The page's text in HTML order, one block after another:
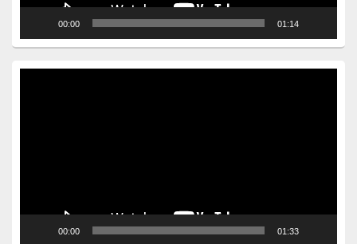
00:00 01:14
00:00 01:33